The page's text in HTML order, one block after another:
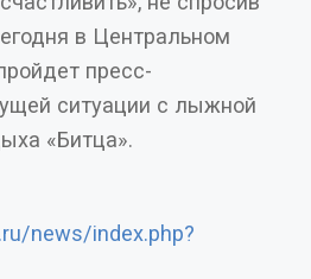
в Центральном
пресс-
ситуации с лыжной
«Битца».
news/index.php?